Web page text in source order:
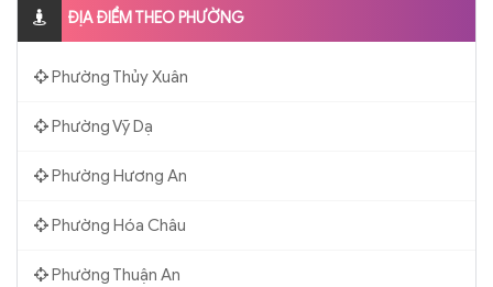
ĐỊA ĐIỂM THEO PHƯỜNG
Phường Thủy Xuân
Phường Vỹ Dạ
Phường Hương An
Phường Hóa Châu
Phường Thuận An